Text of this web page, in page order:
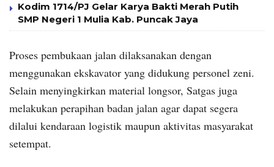
Kodim 1714/PJ Gelar Karya Bakti Merah Putih
SMP Negeri 1 Mulia Kab. Puncak Jaya
Proses pembukaan jalan dilaksanakan dengan
menggunakan ekskavator yang didukung personel zeni.
Selain menyingkirkan material longsor, Satgas juga
melakukan perapihan badan jalan agar dapat segera
dilalui kendaraan logistik maupun aktivitas masyarakat
setempat.